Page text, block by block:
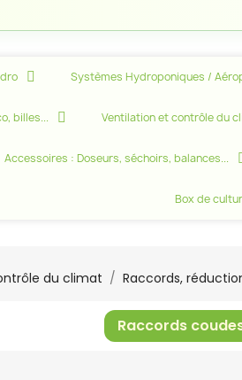
Systèmes Hydroponiques /
billes... Ventilation et contrôle du
Accessoires : Doseurs, séchoirs, balances...
Box de
du climat Raccords,
Raccords